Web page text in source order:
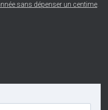
sans dépenser un centime